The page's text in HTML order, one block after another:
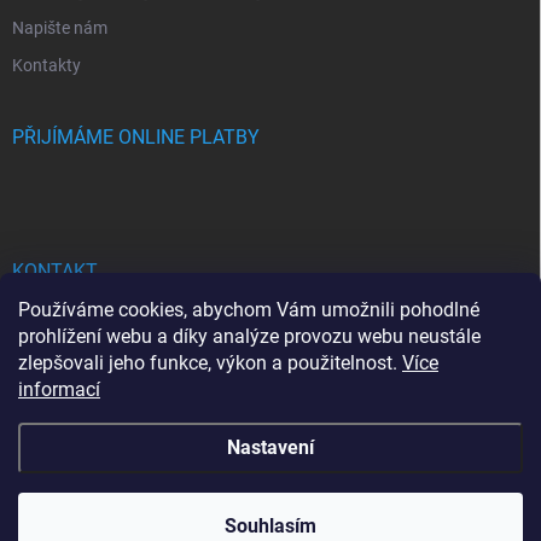
Používáme cookies, abychom Vám umožnili pohodlné
prohlížení webu a díky analýze provozu webu neustále
zlepšovali jeho funkce, výkon a použitelnost. Více
informací
Nastavení
Souhlasím
Napište nám
Kontakty
PŘIJÍMÁME ONLINE PLATBY
KONTAKT
bhgdesign seznam.cz
+420737713778
BHG DESIGN . Všechna práva vyhrazena.